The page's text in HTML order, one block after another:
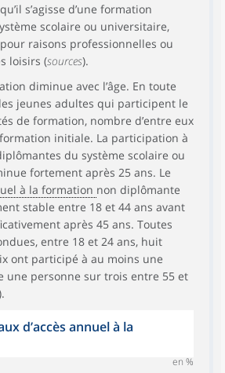
s’agisse d’une formation
scolaire ou universitaire,
raisons professionnelles ou
loisirs (sources).
diminue avec l’âge. En toute
jeunes adultes qui participent le
de formation, nombre d’entre eux
initiale. La participation à
du système scolaire ou
fortement après 25 ans. Le
à la formation non diplômante
stable entre 18 et 44 ans avant
après 45 ans. Toutes
entre 18 et 24 ans, huit
ont participé à au moins une
une personne sur trois entre 55 et
d’accès annuel à la
en %